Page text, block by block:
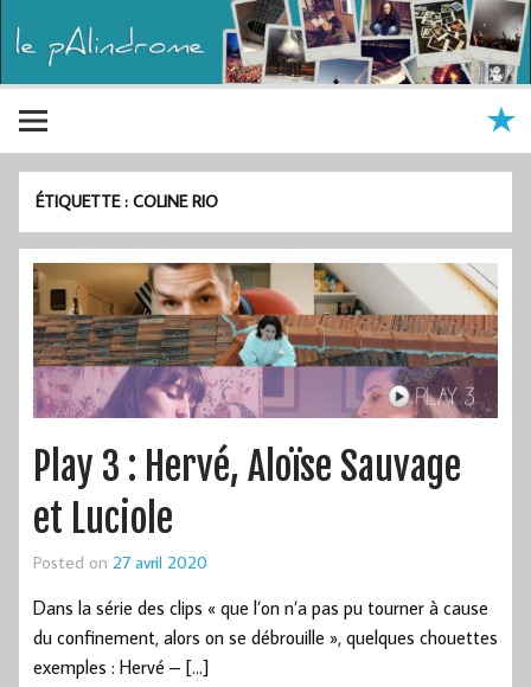
ÉTIQUETTE :COLINE RIO
Play 3 : Hervé, Aloïse Sauvage
et Luciole
Posted on 27 avril 2020
Dans la série des clips « que l’on n’a pas pu tourner à cause
du confinement, alors on se débrouille », quelques chouettes
exemples : Hervé – […]